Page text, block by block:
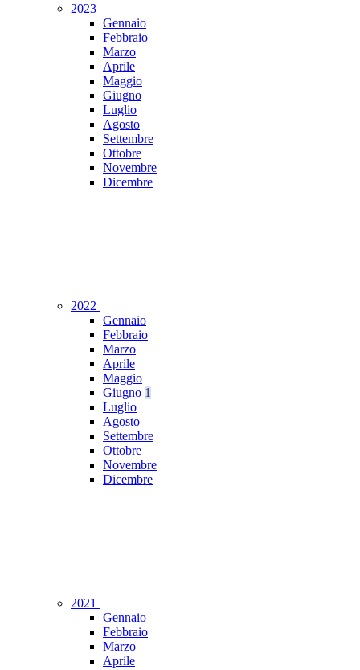
2023
Gennaio
Febbraio
Marzo
Aprile
Maggio
Giugno
Luglio
Agosto
Settembre
Ottobre
Novembre
Dicembre
2022
Gennaio
Febbraio
Marzo
Aprile
Maggio
Giugno 1
Luglio
Agosto
Settembre
Ottobre
Novembre
Dicembre
2021
Gennaio
Febbraio
Marzo
Aprile